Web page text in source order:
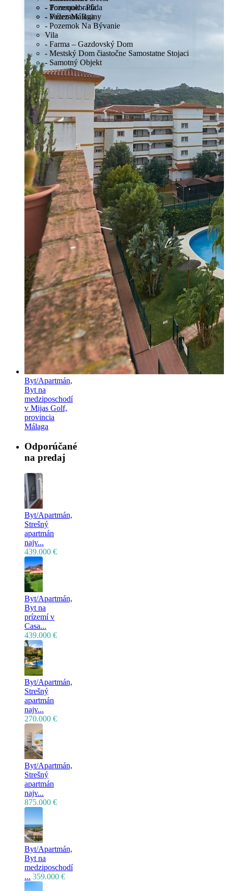
- Pozemok - Pôda
- Pozemok Ruiny
- Pozemok Na Bývanie
Vila
- Farma – Gazdovský Dom
- Mestský Dom čiastočne Samostatne Stojaci
- Samotný Objekt
- Torrequebrada
- Vélez-Málaga
Byt/Apartmán,
Byt na
medziposchodí
v Mijas Golf,
provincia
Málaga
Odporúčané
na predaj
Byt/Apartmán,
Strešný
apartmán
najv...
439.000 €
Byt/Apartmán,
Byt na
prízemí v
Casa...
439.000 €
Byt/Apartmán,
Strešný
apartmán
najv...
270.000 €
Byt/Apartmán,
Strešný
apartmán
najv...
875.000 €
Byt/Apartmán,
Byt na
medziposchodí
... 359.000 €